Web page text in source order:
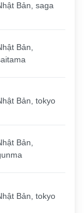
Bản, saga
Bản,
Bản, tokyo
Bản,
Bản, tokyo